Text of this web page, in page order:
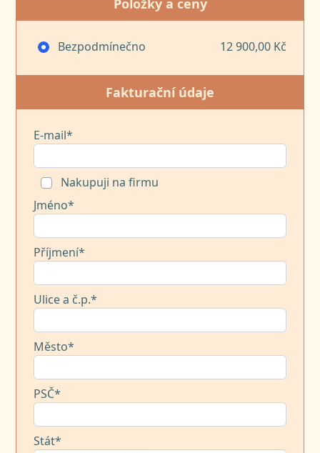
Položky a ceny
Bezpodmínečno 12 900,00 Kč
Fakturační údaje
E-mail*
Nakupuji na firmu
Jméno*
Příjmení*
Ulice a č.p.*
Město*
PSČ*
Stát*